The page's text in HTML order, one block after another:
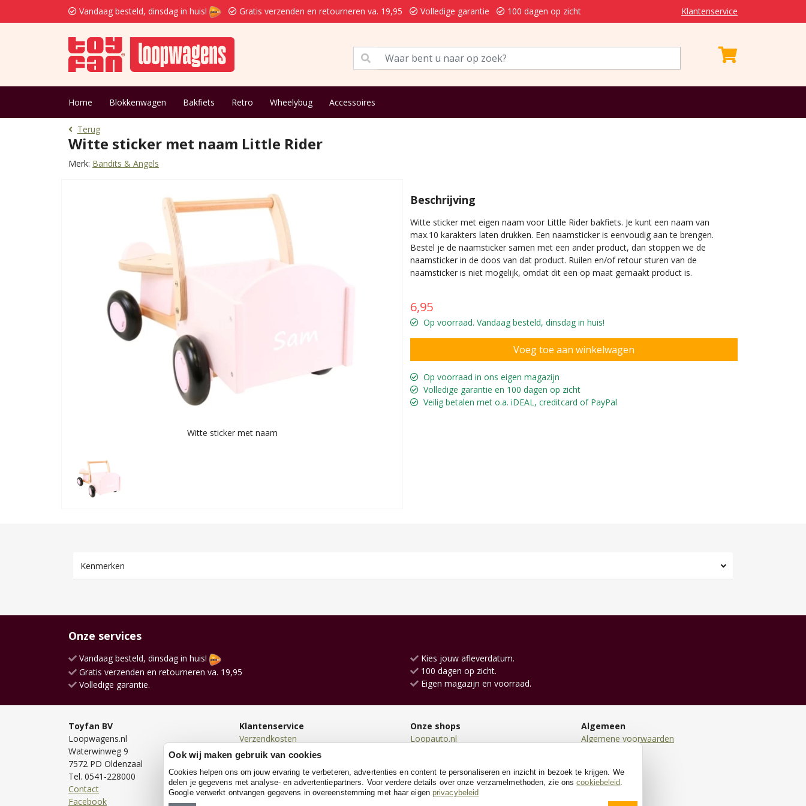
Vandaag besteld, dinsdag in huis! Gratis verzenden en retourneren va. 19,95 Volledige garantie 100 dagen op zicht Klantenservice
Home Blokkenwagen Bakfiets Retro Wheelybug Accessoires
Terug
Witte sticker met naam Little Rider
Merk: Bandits & Angels
Witte sticker met naam
Beschrijving
Witte sticker met eigen naam voor Little Rider bakfiets. Je kunt een naam van
max.10 karakters laten drukken. Een naamsticker is eenvoudig aan te brengen.
Bestel je de naamsticker samen met een ander product, dan stoppen we de
naamsticker in de doos van dat product. Ruilen en/of retour sturen van de
naamsticker is niet mogelijk, omdat dit een op maat gemaakt product is.
6,95
Op voorraad. Vandaag besteld, dinsdag in huis!
Op voorraad in ons eigen magazijn
Volledige garantie en 100 dagen op zicht
Veilig betalen met o.a. iDEAL, creditcard of PayPal
Kenmerken
Onze services
Vandaag besteld, dinsdag in huis!
Gratis verzenden en retourneren va. 19,95
Volledige garantie.
Kies jouw afleverdatum.
100 dagen op zicht.
Eigen magazijn en voorraad.
Toyfan BV
Loopwagens.nl
Waterwinweg 9
7572 PD Oldenzaal
Tel. 0541-228000
Contact
Facebook
Klantenservice
Verzendkosten
Bezorgen
Betalen
Retourneren
Onze shops
Loopauto.nl
Driewielers.nl
Poppenhuis.nl
Algemeen
Algemene voorwaarden
Cookies
Ook wij maken gebruik van cookies
Cookies helpen ons om jouw ervaring te verbeteren, advertenties en content te personaliseren en inzicht in bezoek te krijgen. We
delen je gegevens met analyse- en advertentiepartners. Voor verdere details over onze verzamelmethoden, zie onscookiebeleid
Google verwerkt ontvangen gegevens in overeenstemming met haar eigen privacybeleid